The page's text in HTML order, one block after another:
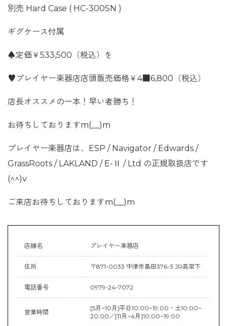
別売 Hard Case ( HC-300SN )
ギグケース付属
♠定価￥533,500（税込）を
♥プレイヤー楽器店店頭販売価格￥4■6,800（税込）
店長オススメの一本！早い者勝ち！
お待ちしておりますm(__)m
プレイヤー楽器店は、ESP / Navigator / Edwards /
GrassRoots / LAKLAND / E-Ⅱ / Ltd の正規取扱店です
(^^)v
ご来店お待ちしておりますm(__)m
店舗名 プレイヤー楽器店
住所 〒871-0033 中津市島田376-3 JR高架下
電話番号 0979-24-7072
営業時間
[5月~10月]平日10:00~19:00・土10:00~
20:00／[11月~4月]10:00~19:00